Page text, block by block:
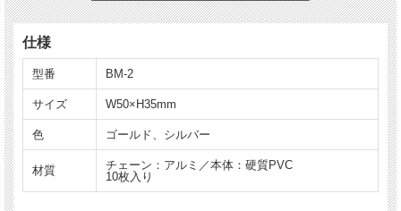
仕様
型番 BM-2
サイズ W50×H35mm
色 ゴールド、シルバー
材質
チェーン：アルミ／本体：硬質PVC
10枚入り